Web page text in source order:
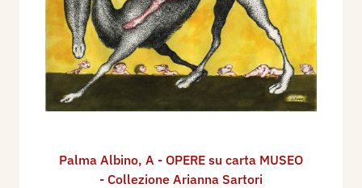
Palma Albino, A - OPERE su carta MUSEO
- Collezione Arianna Sartori